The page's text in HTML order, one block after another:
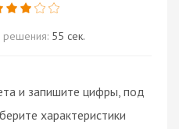
55 сек.
и запишите цифры, под
характеристики